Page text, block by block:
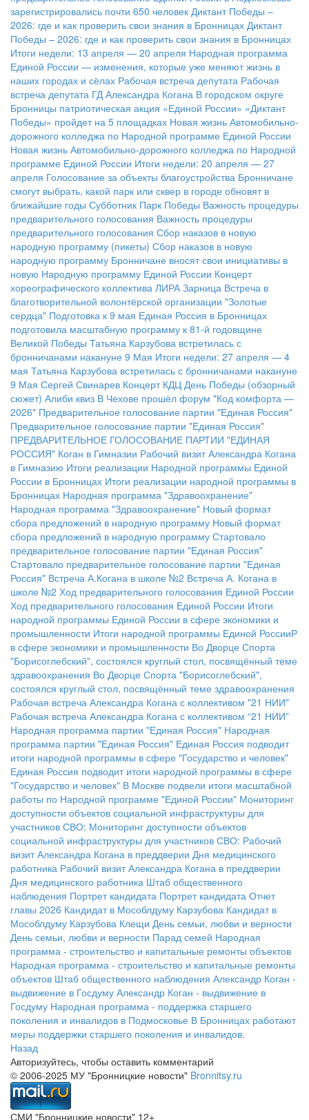
зарегистрировались почти 650 человек Диктант Победы –
2026: где и как проверить свои знания в Бронницах Диктант
Победы – 2026: где и как проверить свои знания в Бронницах
Итоги недели: 13 апреля — 20 апреля Народная программа
Единой России — изменения, которые уже меняют жизнь в
наших городах и сёлах Рабочая встреча депутата Рабочая
встреча депутата ГД Александра Когана В городском округе
Бронницы патриотическая акция «Единой России» «Диктант
Победы» пройдет на 5 площадках Новая жизнь Автомобильно-
дорожного колледжа по Народной программе Единой России
Новая жизнь Автомобильно-дорожного колледжа по Народной
программе Единой России Итоги недели: 20 апреля — 27
апреля Голосование за объекты благоустройства Бронничане
смогут выбрать, какой парк или сквер в городе обновят в
ближайшие годы Субботник Парк Победы Важность процедуры
предварительного голосования Важность процедуры
предварительного голосования Сбор наказов в новую
народную программу (пикеты) Сбор наказов в новую
народную программу Бронничане вносят свои инициативы в
новую Народную программу Единой России Концерт
хореографического коллектива ЛИРА Зарница Встреча в
благотворительной волонтёрской организации "Золотые
сердца" Подготовка к 9 мая Единая Россия в Бронницах
подготовила масштабную программу к 81-й годовщине
Великой Победы Татьяна Карзубова встретилась с
бронничанами накануне 9 Мая Итоги недели: 27 апреля — 4
мая Татьяна Карзубова встретилась с бронничанами накануне
9 Мая Сергей Свинарев Концерт КДЦ День Победы (обзорный
сюжет) Алиби квиз В Чехове прошёл форум "Код комфорта —
2026" Предварительное голосование партии "Единая Россия"
Предварительное голосование партии "Единая Россия"
ПРЕДВАРИТЕЛЬНОЕ ГОЛОСОВАНИЕ ПАРТИИ "ЕДИНАЯ
РОССИЯ" Коган в Гимназии Рабочий визит Александра Когана
в Гимназию Итоги реализации Народной программы Единой
России в Бронницах Итоги реализации народной программы в
Бронницах Народная программа "Здравоохранение"
Народная программа "Здравоохранение" Новый формат
сбора предложений в народную программу Новый формат
сбора предложений в народную программу Стартовало
предварительное голосование партии "Единая Россия"
Стартовало предварительное голосование партии "Единая
Россия" Встреча А.Когана в школе №2 Встреча А. Когана в
школе №2 Ход предварительного голосования Единой России
Ход предварительного голосования Единой России Итоги
народной программы Единой России в сфере экономики и
промышленности Итоги народной программы Единой РоссииР
в сфере экономики и промышленности Во Дворце Спорта
"Борисоглебский", состоялся круглый стол, посвящённый теме
здравоохранения Во Дворце Спорта "Борисоглебский",
состоялся круглый стол, посвящённый теме здравоохранения
Рабочая встреча Александра Когана с коллективом "21 НИИ"
Рабочая встреча Александра Когана с коллективом “21 НИИ”
Народная программа партии "Единая Россия" Народная
программа партии "Единая Россия" Единая Россия подводит
итоги народной программы в сфере "Государство и человек"
Единая Россия подводит итоги народной программы в сфере
"Государство и человек" В Москве подвели итоги масштабной
работы по Народной программе "Единой России" Мониторинг
доступности объектов социальной инфраструктуры для
участников СВО: Мониторинг доступности объектов
социальной инфраструктуры для участников СВО: Рабочий
визит Александра Когана в преддверии Дня медицинского
работника Рабочий визит Александра Когана в преддверии
Дня медицинского работника Штаб общественного
наблюдения Портрет кандидата Портрет кандидата Отчет
главы 2026 Кандидат в Мособлдуму Карзубова Кандидат в
Мособлдуму Карзубова Клещи День семьи, любви и верности
День семьи, любви и верности Парад семей Народная
программа - строительство и капитальные ремонты объектов
Народная программа - строительство и капитальные ремонты
объектов Штаб общественного наблюдения Александр Коган -
выдвижение в Госдуму Александр Коган - выдвижение в
Госдуму Народная программа - поддержка старшего
поколения и инвалидов в Подмосковье В Бронницах работают
меры поддержки старшего поколения и инвалидов.
Назад
Авторизуйтесь, чтобы оставить комментарий
© 2006-2025 МУ "Бронницкие новости" Bronnitsy.ru
СМИ "Бронницкие новости" 12+